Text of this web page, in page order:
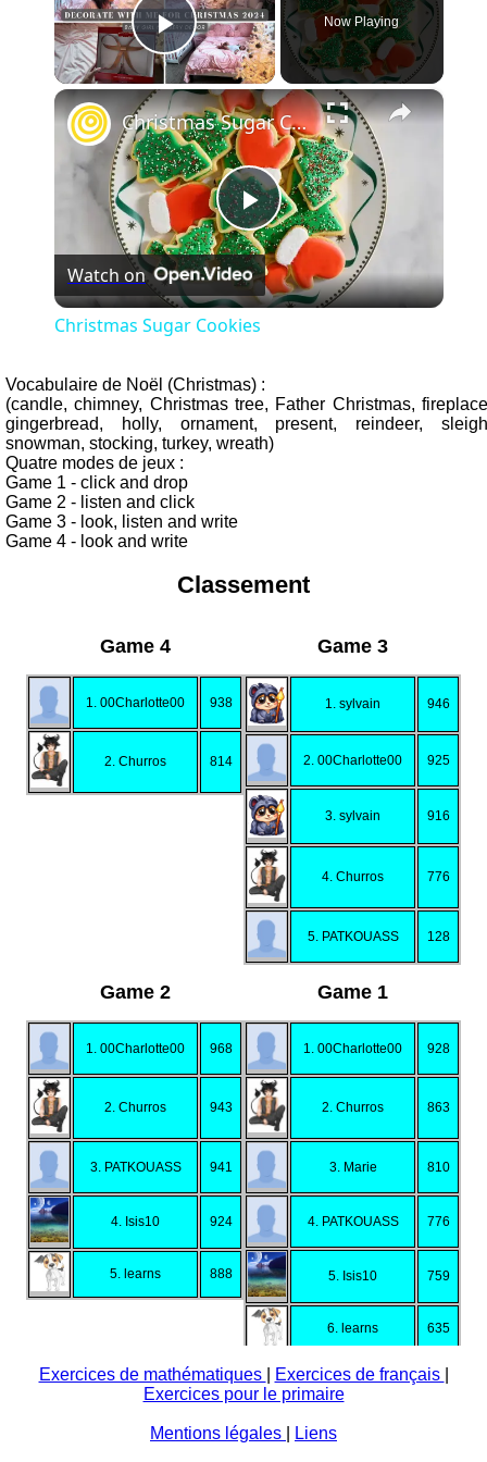
Play Video
Now Playing
×
Play
Video
Christmas Sugar Cookies
Watch on
Christmas Sugar Cookies
Vocabulaire de Noël (Christmas) :
(candle, chimney, Christmas tree, Father Christmas,
gingerbread, holly, ornament, present, reindeer,
snowman, stocking, turkey, wreath)
Quatre modes de jeux :
Game 1 - click and drop
Game 2 - listen and click
Game 3 - look, listen and write
Game 4 - look and write
Classement
Game 4
1. 00Charlotte00 938
2. Churros 814
Game 3
1. sylvain 946
2. 00Charlotte00 925
3. sylvain 916
4. Churros 776
5. PATKOUASS 128
Game 2
1. 00Charlotte00 968
2. Churros 943
3. PATKOUASS 941
4. Isis10 924
5. learns 888
Game 1
1. 00Charlotte00 928
2. Churros 863
3. Marie 810
4. PATKOUASS 776
5. Isis10 759
6. learns 635
Exercices de mathématiques Exercices de français
Exercices pour le primaire
Mentions légales Liens